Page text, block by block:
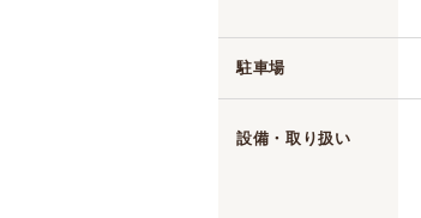
駐車場
設備・取り扱い